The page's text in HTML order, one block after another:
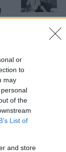
or
to
may
of the
List of
and store